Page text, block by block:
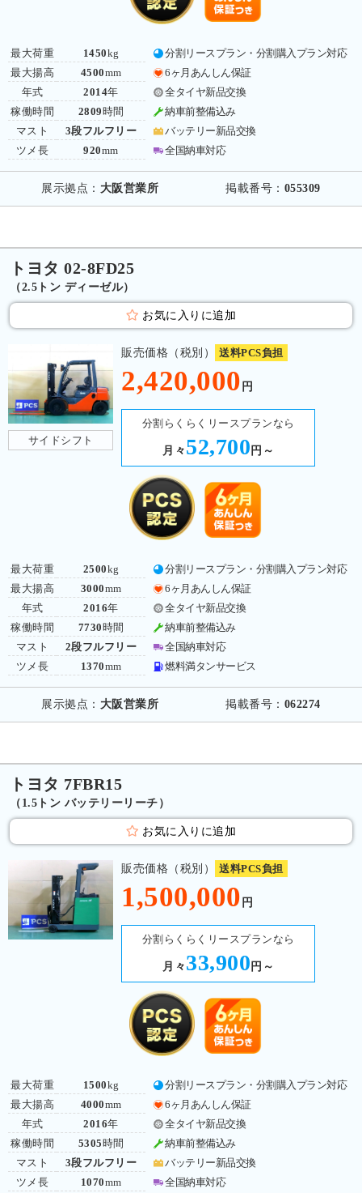
最大荷重
最大揚高
年式
稼働時間
マスト
ツメ長
1450kg
4500mm
2014年
2809 時間
3段フルフリー
920mm
分割リースプラン・分割購入プラン対応
6ヶ月あんしん保証
全タイヤ新品交換
納車前整備込み
バッテリー新品交換
全国納車対応
展示拠点： 大阪営業所 掲載番号： 055309
トヨタ 02-8FD25
（2.5トン ディーゼル）
お気に入りに追加
サイドシフト
販売価格（税別） 送料PCS負担
2,420,000 円
分割らくらくリースプランなら
月々 52,700 円～
最大荷重
最大揚高
年式
稼働時間
マスト
ツメ長
2500kg
3000mm
2016年
7730 時間
2段フルフリー
1370mm
分割リースプラン・分割購入プラン対応
6ヶ月あんしん保証
全タイヤ新品交換
納車前整備込み
全国納車対応
燃料満タンサービス
展示拠点： 大阪営業所 掲載番号： 062274
トヨタ 7FBR15
（1.5トン バッテリーリーチ）
お気に入りに追加
販売価格（税別） 送料PCS負担
1,500,000 円
分割らくらくリースプランなら
月々 33,900 円～
最大荷重
最大揚高
年式
稼働時間
マスト
ツメ長
1500kg
4000mm
2016年
5305 時間
3段フルフリー
1070mm
分割リースプラン・分割購入プラン対応
6ヶ月あんしん保証
全タイヤ新品交換
納車前整備込み
バッテリー新品交換
全国納車対応